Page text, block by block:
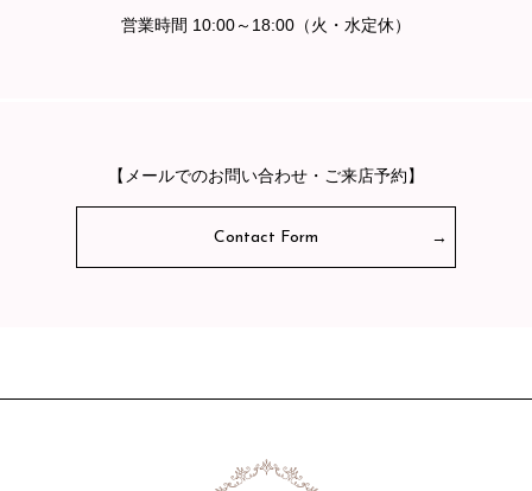
営業時間 10:00～18:00（火・水定休）
【メールでのお問い合わせ・ご来店予約】
Contact Form